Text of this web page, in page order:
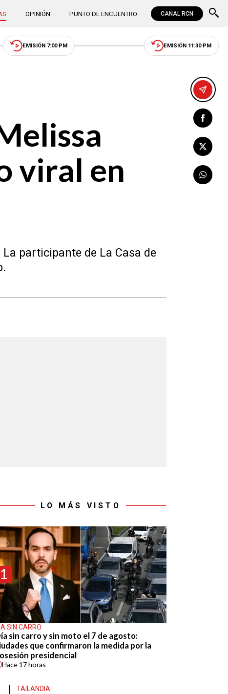
OPINIÓN PUNTO DE ENCUENTRO CANAL RCN
EMISIÓN 7:00 PM EMISIÓN 11:30 PM
viral en
participante de La Casa de
LO MÁS VISTO
1
SIN CARRO
sin carro y sin moto el 7 de agosto:
que confirmaron la medida por la
presidencial
Hace 17 horas
TAILANDIA